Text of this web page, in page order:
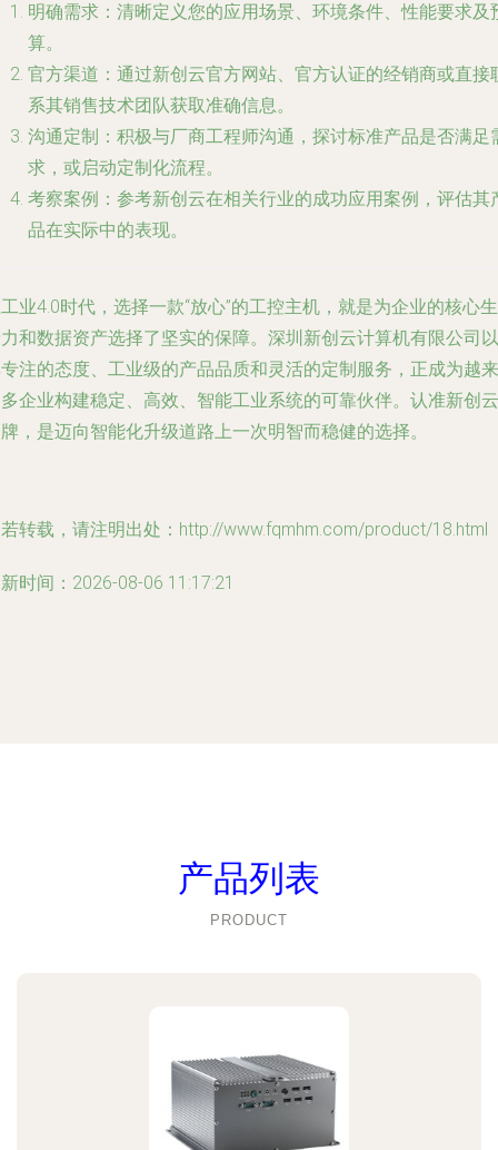
明确需求 ：清晰定义您的应用场景、环境条件、性能要求及
算。
官方渠道 ：通过新创云官方网站、官方认证的经销商或直接
系其销售技术团队获取准确信息。
沟通定制 ：积极与厂商工程师沟通，探讨标准产品是否满足
求，或启动定制化流程。
考察案例 ：参考新创云在相关行业的成功应用案例，评估其
品在实际中的表现。
业4.0时代，选择一款“放心”的工控主机，就是为企业的核心生
和数据资产选择了坚实的保障。深圳新创云计算机有限公司以
注的态度、工业级的产品品质和灵活的定制服务，正成为越来
企业构建稳定、高效、智能工业系统的可靠伙伴。认准新创云
，是迈向智能化升级道路上一次明智而稳健的选择。
转载，请注明出处：http://www.fqmhm.com/product/18.html
时间：2026-08-06 11:17:21
产品列表
PRODUCT